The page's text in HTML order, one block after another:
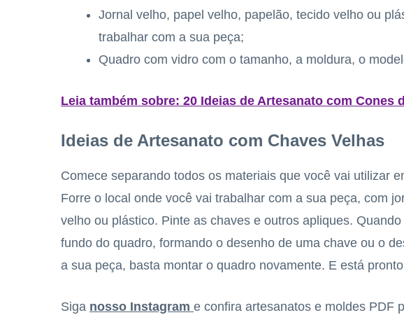
Jornal velho, papel velho, papelão, tecido velho ou
trabalhar com a sua peça;
Quadro com vidro com o tamanho, a moldura, o
Leia também sobre: 20 Ideias de Artesanato com Cones
Ideias de Artesanato com Chaves Velhas
Comece separando todos os materiais que você vai utilizar
Forre o local onde você vai trabalhar com a sua peça, com
velho ou plástico. Pinte as chaves e outros apliques.
fundo do quadro, formando o desenho de uma chave ou o
a sua peça, basta montar o quadro novamente. E está
Siga nosso Instagram e confira artesanatos e moldes PDF